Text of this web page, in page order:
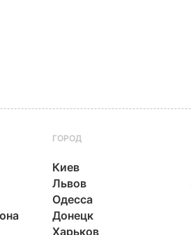
ГОРОД
Киев
Львов
Одесса
Донецк
Харьков